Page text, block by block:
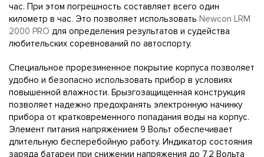
час. При этом погрешность составляет всего один
километр в час. Это позволяет использовать Newcon LRM
2000 PRO для определения результатов и судейства
любительских соревнований по автоспорту.
Специальное прорезиненное покрытие корпуса позволяет
удобно и безопасно использовать прибор в условиях
повышенной влажности. Брызгозащищенная конструкция
позволяет надежно предохранять электронную начинку
прибора от кратковременного попадания воды на корпус.
Элемент питания напряжением 9 Вольт обеспечивает
длительную бесперебойную работу. Индикатор состояния
заряда батареи при снижении напряжения до 7,2 Вольта